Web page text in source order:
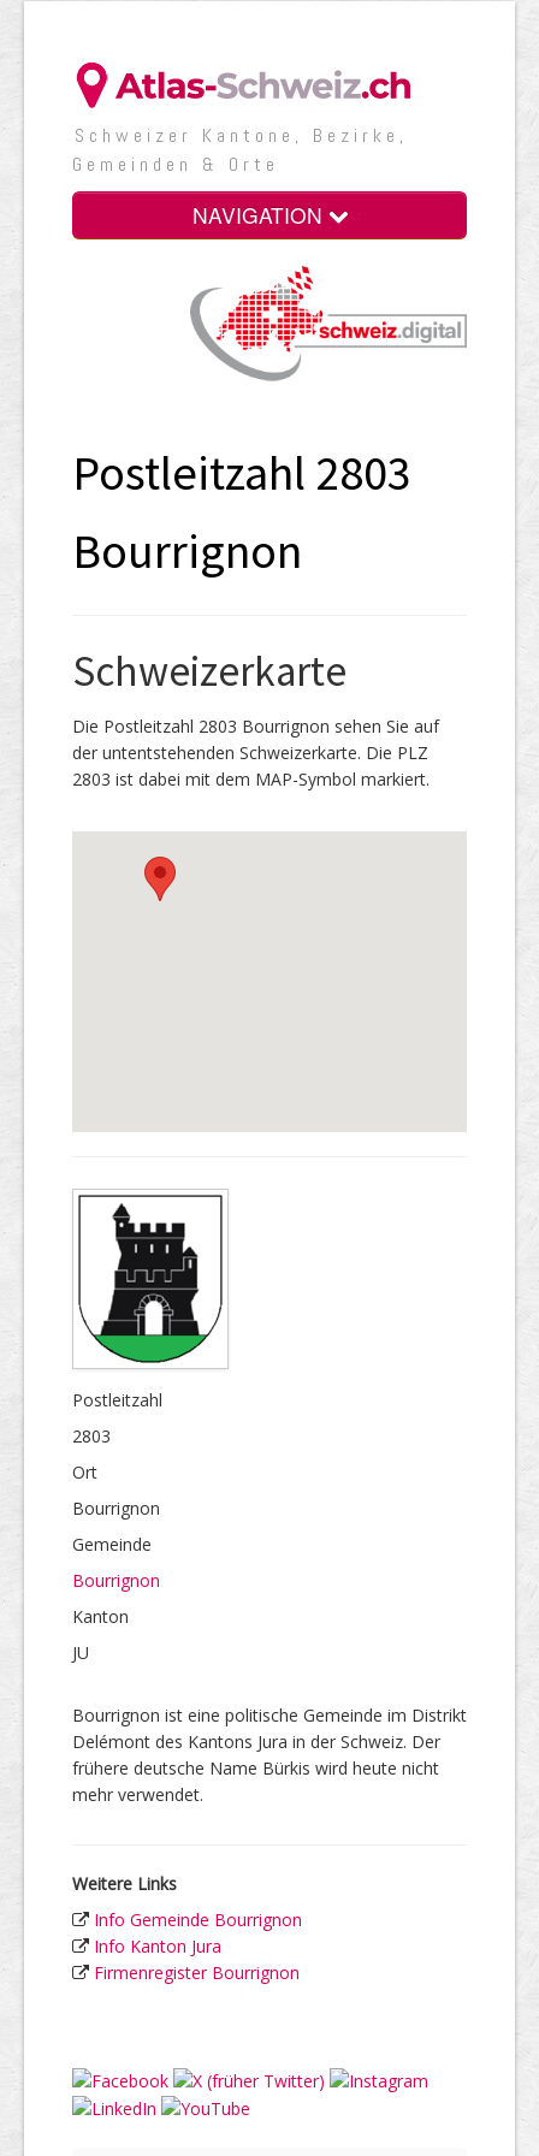
Schweizer Kantone, Bezirke,
Gemeinden & Orte
NAVIGATION
Postleitzahl 2803
Bourrignon
Schweizerkarte
Die Postleitzahl 2803 Bourrignon sehen Sie auf
der untentstehenden Schweizerkarte. Die PLZ
2803 ist dabei mit dem MAP-Symbol markiert.
Postleitzahl
2803
Ort
Bourrignon
Gemeinde
Bourrignon
Kanton
JU
Bourrignon ist eine politische Gemeinde im Distrikt
Delémont des Kantons Jura in der Schweiz. Der
frühere deutsche Name Bürkis wird heute nicht
mehr verwendet.
Weitere Links
Info Gemeinde Bourrignon
Info Kanton Jura
Firmenregister Bourrignon